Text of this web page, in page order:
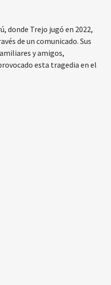
donde Trejo jugó en 2022,
de un comunicado. Sus
y amigos,
esta tragedia en el